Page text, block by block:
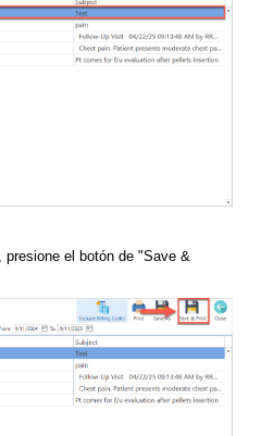
presione el botón de "Save &